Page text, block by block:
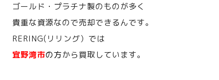
ゴールド・プラチナ製のものが多く
貴重な資源なので売却できるんです。
RERING(リリング）では
宜野湾市の方から買取しています。